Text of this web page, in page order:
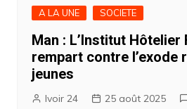
A LA UNE SOCIETE
Man : L’Institut Hôtelier
rempart contre l’exode
jeunes
Ivoir 24 25 août 2025